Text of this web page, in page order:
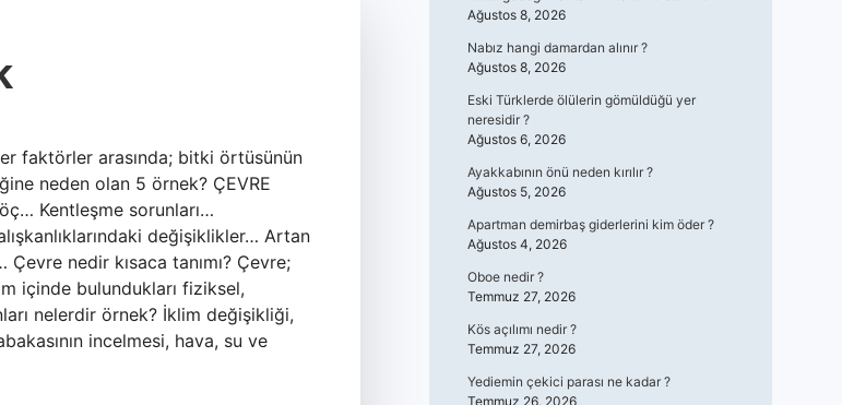
faktörler arasında; bitki örtüsünün
neden olan 5 örnek? ÇEVRE
Kentleşme sorunları…
değişiklikler… Artan
nedir kısaca tanımı? Çevre;
içinde bulundukları fiziksel,
nelerdir örnek? İklim değişikliği,
incelmesi, hava, su ve
Ağustos 8, 2026
Nabız hangi damardan alınır ?
Ağustos 8, 2026
Eski Türklerde ölülerin gömüldüğü yer
neresidir ?
Ağustos 6, 2026
Ayakkabının önü neden kırılır ?
Ağustos 5, 2026
Apartman demirbaş giderlerini kim öder ?
Ağustos 4, 2026
Oboe nedir ?
Temmuz 27, 2026
Kös açılımı nedir ?
Temmuz 27, 2026
Yediemin çekici parası ne kadar ?
Temmuz 26, 2026